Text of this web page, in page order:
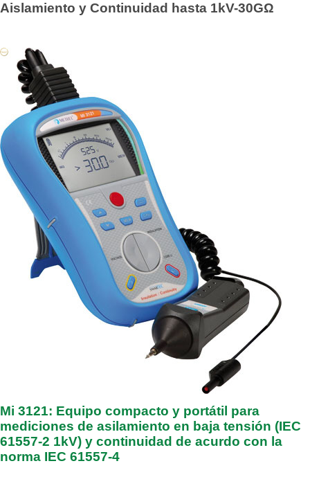
Aislamiento y Continuidad hasta 1kV-30GΩ
Mi 3121: Equipo compacto y portátil para
mediciones de asilamiento en baja tensión (IEC
61557-2 1kV) y continuidad de acurdo con la
norma IEC 61557-4